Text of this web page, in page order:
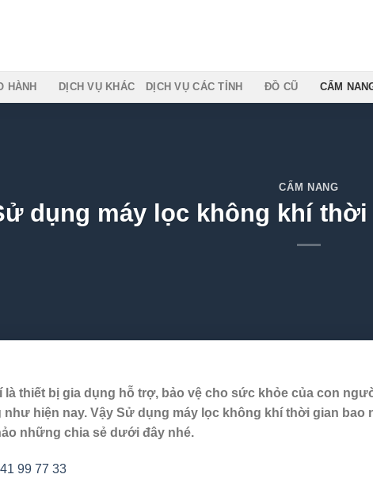
HÀNH DỊCH VỤ KHÁC DỊCH VỤ CÁC TỈNH ĐỒ CŨ CẨM NANG
CẨM NANG
dụng máy lọc không khí
là thiết bị gia dụng hỗ trợ, bảo vệ cho sức khỏe của con
hiện nay. Vậy Sử dụng máy lọc không khí thời gian bao
những chia sẻ dưới đây nhé.
99 77 33